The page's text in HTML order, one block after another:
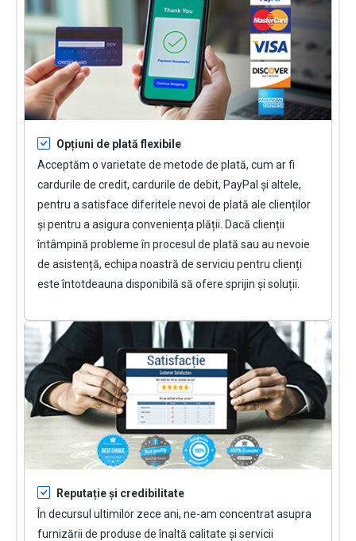
Opțiuni de plată flexibile
Acceptăm o varietate de metode de plată, cum ar fi
cardurile de credit, cardurile de debit, PayPal și altele,
pentru a satisface diferitele nevoi de plată ale clienților
și pentru a asigura conveniența plății. Dacă clienții
întâmpină probleme în procesul de plată sau au nevoie
de asistență, echipa noastră de serviciu pentru clienți
este întotdeauna disponibilă să ofere sprijin și soluții.
Reputație și credibilitate
În decursul ultimilor zece ani, ne-am concentrat asupra
furnizării de produse de înaltă calitate și servicii